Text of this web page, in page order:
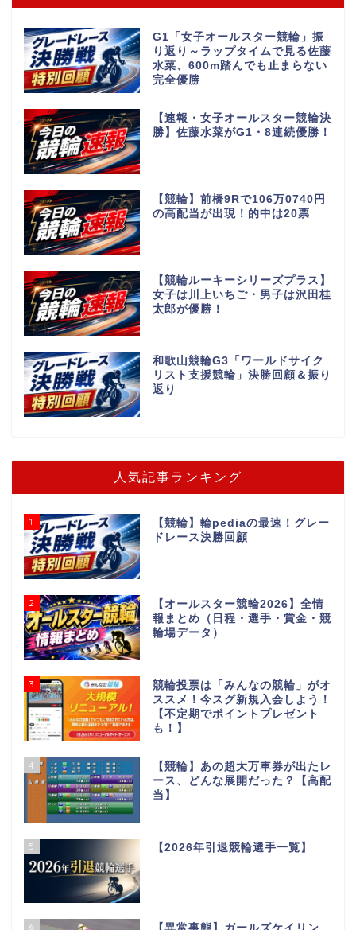
G1「女子オールスター競輪」振
り返り～ラップタイムで見る佐藤
水菜、600m踏んでも止まらない
完全優勝
【速報・女子オールスター競輪決
勝】佐藤水菜がG1・8連続優勝！
【競輪】前橋9Rで106万0740円
の高配当が出現！的中は20票
【競輪ルーキーシリーズプラス】
女子は川上いちご・男子は沢田桂
太郎が優勝！
和歌山競輪G3「ワールドサイク
リスト支援競輪」決勝回顧＆振り
返り
人気記事ランキング
1
【競輪】輪pediaの最速！グレー
ドレース決勝回顧
2
【オールスター競輪2026】全情
報まとめ（日程・選手・賞金・競
輪場データ）
3
競輪投票は「みんなの競輪」がオ
ススメ！今スグ新規入会しよう！
【不定期でポイントプレゼント
も！】
4
【競輪】あの超大万車券が出たレ
ース、どんな展開だった？【高配
当】
5 【2026年引退競輪選手一覧】
6